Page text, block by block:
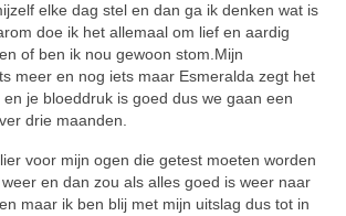
elke dag stel en dan ga ik denken wat is
doe ik het allemaal om lief en aardig
of ben ik nou gewoon stom.Mijn
meer en nog iets maar Esmeralda zegt het
je bloeddruk is goed dus we gaan een
drie maanden.
voor mijn ogen die getest moeten worden
en dan zou als alles goed is weer naar
maar ik ben blij met mijn uitslag dus tot in